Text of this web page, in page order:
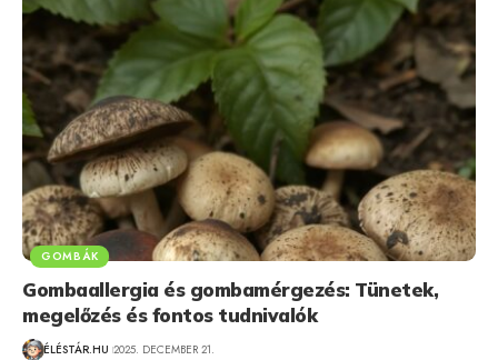
GOMBÁK
Gombaallergia és gombamérgezés: Tünetek,
megelőzés és fontos tudnivalók
ÉLÉSTÁR.HU 2025. DECEMBER 21.